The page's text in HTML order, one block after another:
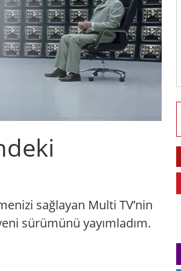
sağlayan Multi TV’nin
sürümünü yayımladım.